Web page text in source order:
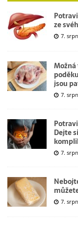
ze
7.
jsou
7.
Dejte
7.
7.